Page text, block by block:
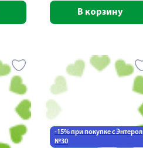
В корзину
-15% при покупке с Энтерол
№30